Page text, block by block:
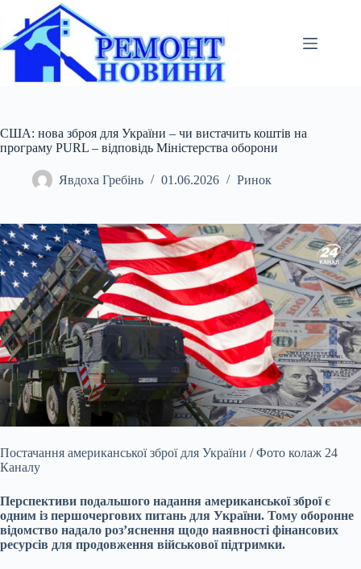
вмісту
США: нова зброя для України – чи вистачить коштів на
програму PURL – відповідь Міністерства оборони
Явдоха Гребінь 01.06.2026 Ринок
Постачання американської зброї для України / Фото колаж 24
Каналу
Перспективи подальшого надання американської зброї є
одним із першочергових питань для України. Тому оборонне
відомство надало роз’яснення щодо наявності фінансових
ресурсів для продовження військової підтримки.